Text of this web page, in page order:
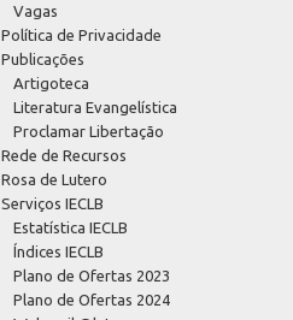
Vagas
Política de Privacidade
Publicações
Artigoteca
Literatura Evangelística
Proclamar Libertação
Rede de Recursos
Rosa de Lutero
Serviços IECLB
Estatística IECLB
Índices IECLB
Plano de Ofertas 2023
Plano de Ofertas 2024